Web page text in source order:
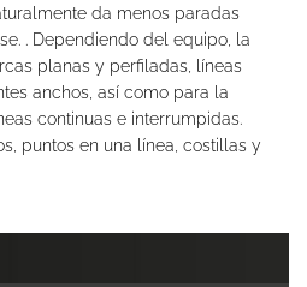
da menos paradas
. Dependiendo del equipo, la
planas y perfiladas, líneas
anchos, así como para la
continuas e interrumpidas.
puntos en una línea, costillas y